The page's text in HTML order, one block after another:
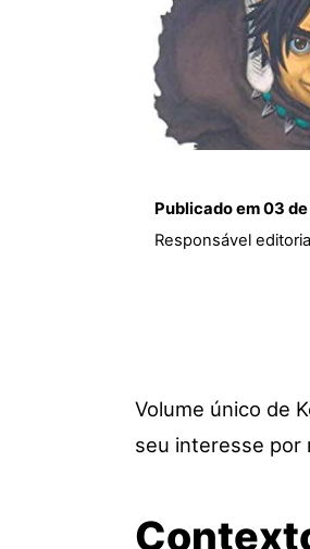
Publicado em03
Responsável
Volume único de
seu interesse por